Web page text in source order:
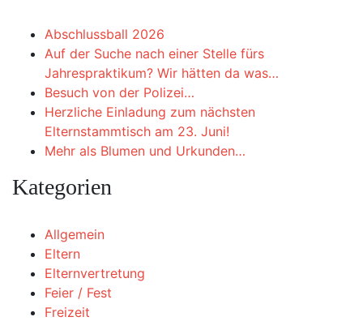
Abschlussball 2026
Auf der Suche nach einer Stelle fürs
Jahrespraktikum? Wir hätten da was…
Besuch von der Polizei…
Herzliche Einladung zum nächsten
Elternstammtisch am 23. Juni!
Mehr als Blumen und Urkunden…
Kategorien
Allgemein
Eltern
Elternvertretung
Feier / Fest
Freizeit